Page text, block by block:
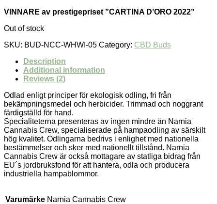
VINNARE av prestigepriset ”CARTINA D’ORO 2022”
Out of stock
SKU: BUD-NCC-WHWI-05 Category: CBD Buds
Description
Additional information
Reviews (2)
Odlad enligt principer för ekologisk odling, fri från
bekämpningsmedel och herbicider. Trimmad och noggrant
färdigställd för hand.
Specialiteterna presenteras av ingen mindre än Narnia
Cannabis Crew, specialiserade på hampaodling av särskilt
hög kvalitet. Odlingarna bedrivs i enlighet med nationella
bestämmelser och sker med nationellt tillstånd. Narnia
Cannabis Crew är också mottagare av statliga bidrag från
EU´s jordbruksfond för att hantera, odla och producera
industriella hampablommor.
Varumärke Narnia Cannabis Crew